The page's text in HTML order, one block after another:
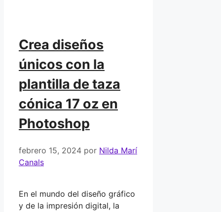
Crea diseños
únicos con la
plantilla de taza
cónica 17 oz en
Photoshop
febrero 15, 2024 por Nilda Marí
Canals
En el mundo del diseño gráfico
y de la impresión digital, la